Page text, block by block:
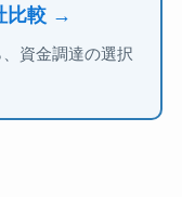
比較 →
資金調達の選択